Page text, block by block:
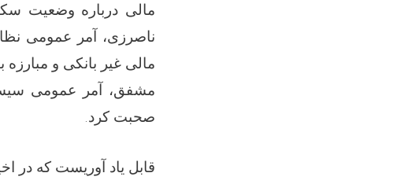
مالی درباره وضعیت
ناصرزی، آمر عمومی
مالی غیر بانکی و
مشفق، آمر عمومی
صحبت کرد.
قابل یاد آوریست که در